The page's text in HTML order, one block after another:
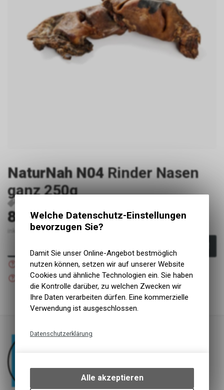
NaturNah N04 Rinder Nasen
ganz 250g
8.70CHF
inkl. MwSt., zzgl. Versandkosten
Nicht verfügbar
Versand
Nicht verfügbar
Abholung NaturNah GmbH
Welche Datenschutz-Einstellungen
bevorzugen Sie?
Damit Sie unser Online-Angebot bestmöglich
nutzen können, setzen wir auf unserer Website
Cookies und ähnliche Technologien ein. Sie haben
die Kontrolle darüber, zu welchen Zwecken wir
Ihre Daten verarbeiten dürfen. Eine kommerzielle
Verwendung ist ausgeschlossen.
Datenschutzerklärung
bestimmte Interaktionen und
Einstellungen auf Ihrem Gerät,
Alle akzeptieren